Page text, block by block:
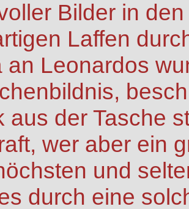
Bilder in
Laffen
an Leonardos
aus der Tasche
wer aber ein
und
durch eine